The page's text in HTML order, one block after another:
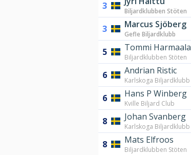
3 Biljardklubben Stöten
3 Marcus Sjöberg
Gefle Biljardklubb
5 Tommi Harmaala
Biljardklubben Stöten
6 Andrian Ristic
Karlskoga Biljardklubb
6 Hans P Winberg
Kville Biljard Club
8 Johan Svanberg
Karlskoga Biljardklubb
8 Mats Elfroos
Biljardklubben Stöten